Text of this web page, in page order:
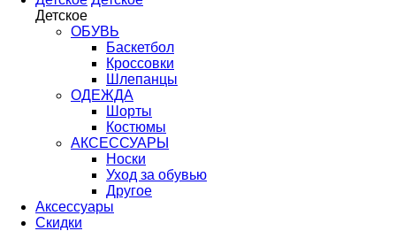
Детское
ОБУВЬ
Баскетбол
Кроссовки
Шлепанцы
ОДЕЖДА
Шорты
Костюмы
АКСЕССУАРЫ
Носки
Уход за обувью
Другое
Аксессуары
Скидки